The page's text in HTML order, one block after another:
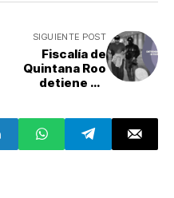
SIGUIENTE POST
Fiscalía de
Quintana Roo
detiene en
pedófilo
internacional